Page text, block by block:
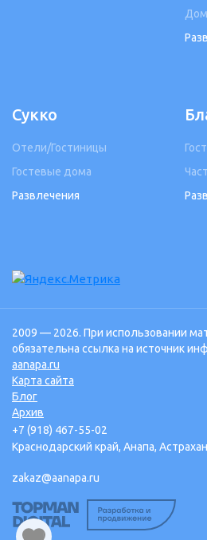
Сукко
Отели/Гостиницы
Гостевые дома
Развлечения
2009 — 2026. При использовании
обязательна ссылка на источник
aanapa.ru
Карта сайта
Блог
Архив
+7 (918) 467-55-02
Краснодарский край, Анапа,
zakaz@aanapa.ru